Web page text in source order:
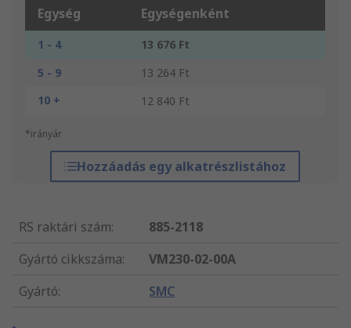
Egység Egységenként
1 - 4
13 676 Ft
5 - 9
13 264 Ft
10 +
12 840 Ft
*irányár
Hozzáadás egy alkatrészlistához
RS raktári szám:
885-2118
Gyártó cikkszáma:
VM230-02-00A
Gyártó: SMC